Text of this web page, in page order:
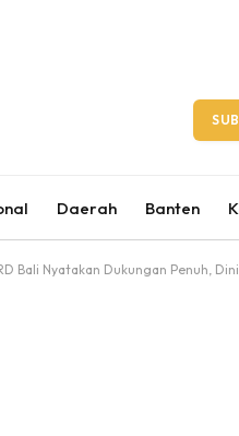
Daerah Banten
Nyatakan Dukungan Penuh,